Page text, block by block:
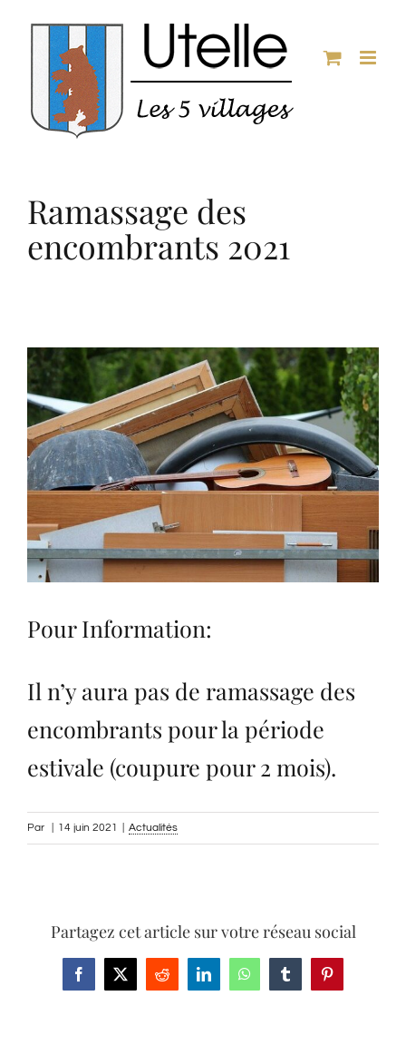
contenu
Ramassage des
encombrants 2021
Voir
l'image
agrandie
Pour Information:
Il n’y aura pas de ramassage des
encombrants pour la période
estivale (coupure pour 2 mois).
Par 14 juin 2021 Actualités
Partagez cet article sur votre réseau social
Facebook
X Reddit LinkedInWhatsAppTumblrPinterest